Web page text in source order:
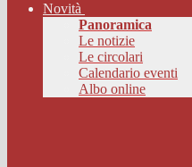
Novità
Panoramica
Le notizie
Le circolari
Calendario eventi
Albo online